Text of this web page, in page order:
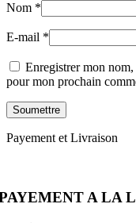
Nom *
E-mail *
Enregistrer mon
pour mon prochain
Payement et Livraison
A LA